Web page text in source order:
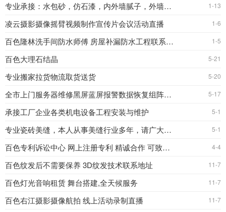
专业承接：水包砂，仿石漆，内外墙腻子，外墙翻新 1-13
凌云摄影摄像摇臂视频制作宣传片会议活动直播 1-6
百色隆林洗手间防水师傅 房屋补漏防水工程联系电话 1-5
百色大理石结晶 5-21
专业搬家拉货物流取货送货 5-20
全市上门服务器维修黑屏蓝屏报警数据恢复组阵列维修电 5-17
承接工厂企业各类机电设备工程安装与维护 5-1
专业瓷砖美缝，本人从事美缝行业多年，请广大业主朋友放心 5-1
百色专利诉讼中心 网上注册专利 精诚合作 可致电咨询 4-4
百色纹发后不需要保养 3D纹发技术联系地址 11-7
百色灯光音响租赁 舞台搭建,全天候服务 11-7
百色右江摄影摄像航拍 线上活动录制直播 11-7